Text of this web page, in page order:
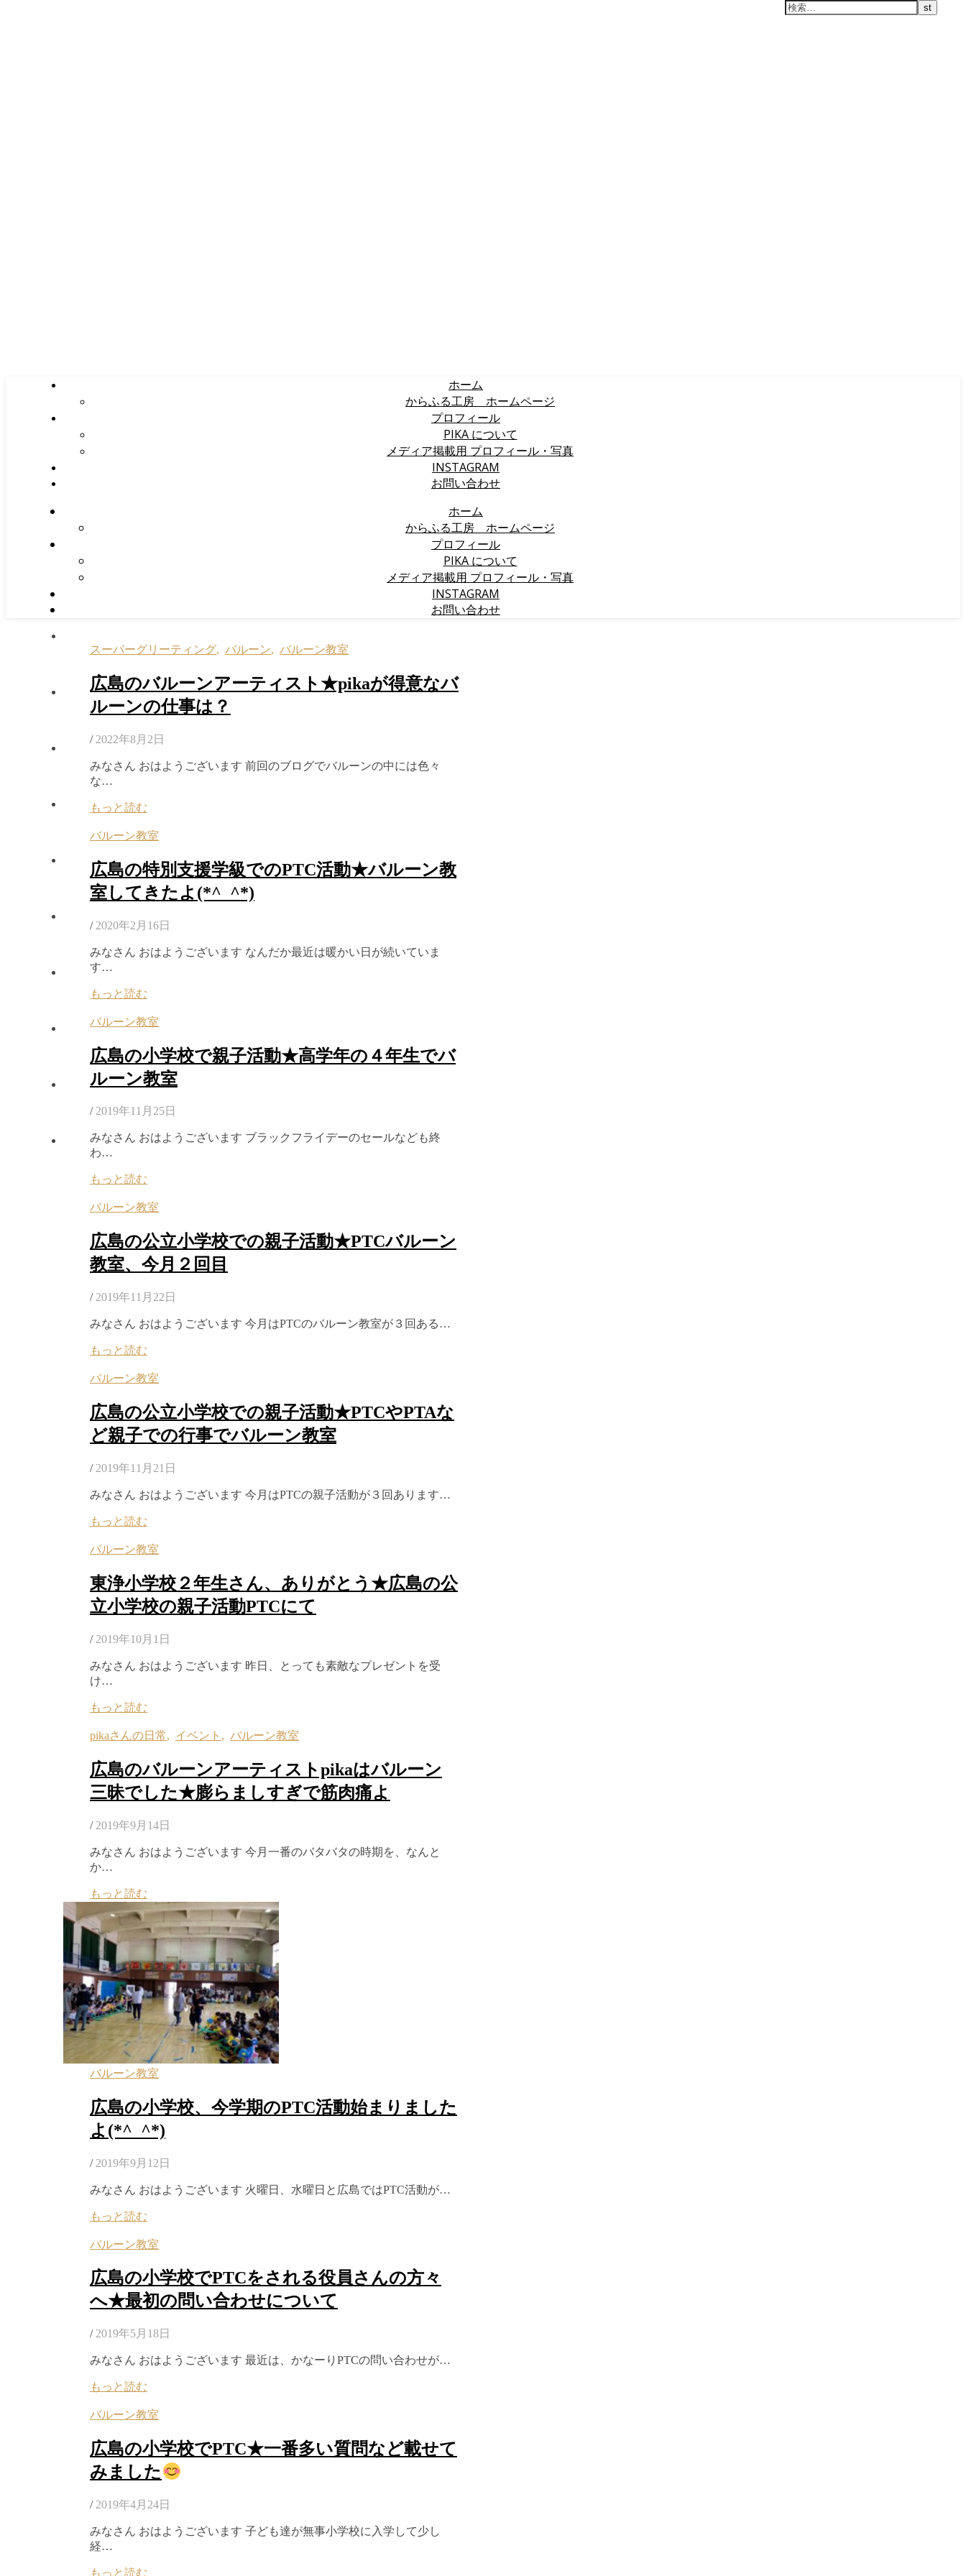
ホーム
からふる工房 ホームページ
プロフィール
PIKA について
メディア掲載用 プロフィール・写真
INSTAGRAM
お問い合わせ
ホーム
からふる工房 ホームページ
プロフィール
PIKA について
メディア掲載用 プロフィール・写真
INSTAGRAM
お問い合わせ
スーパーグリーティング, バルーン, バルーン教室
広島のバルーンアーティスト★pikaが得意なバ
ルーンの仕事は？
/ 2022年8月2日
みなさん おはようございます 前回のブログでバルーンの中には色々
な…
もっと読む
バルーン教室
広島の特別支援学級でのPTC活動★バルーン教
室してきたよ(*^_^*)
/ 2020年2月16日
みなさん おはようございます なんだか最近は暖かい日が続いていま
す…
もっと読む
バルーン教室
広島の小学校で親子活動★高学年の４年生でバ
ルーン教室
/ 2019年11月25日
みなさん おはようございます ブラックフライデーのセールなども終
わ…
もっと読む
バルーン教室
広島の公立小学校での親子活動★PTCバルーン
教室、今月２回目
/ 2019年11月22日
みなさん おはようございます 今月はPTCのバルーン教室が３回ある…
もっと読む
バルーン教室
広島の公立小学校での親子活動★PTCやPTAな
ど親子での行事でバルーン教室
/ 2019年11月21日
みなさん おはようございます 今月はPTCの親子活動が３回あります…
もっと読む
バルーン教室
東浄小学校２年生さん、ありがとう★広島の公
立小学校の親子活動PTCにて
/ 2019年10月1日
みなさん おはようございます 昨日、とっても素敵なプレゼントを受
け…
もっと読む
pikaさんの日常, イベント , バルーン教室
広島のバルーンアーティストpikaはバルーン
三昧でした★膨らましすぎで筋肉痛よ
/ 2019年9月14日
みなさん おはようございます 今月一番のバタバタの時期を、なんと
か…
もっと読む
バルーン教室
広島の小学校、今学期のPTC活動始まりました
よ(*^_^*)
/ 2019年9月12日
みなさん おはようございます 火曜日、水曜日と広島ではPTC活動が…
もっと読む
バルーン教室
広島の小学校でPTCをされる役員さんの方々
へ★最初の問い合わせについて
/ 2019年5月18日
みなさん おはようございます 最近は、かなーりPTCの問い合わせが…
もっと読む
バルーン教室
広島の小学校でPTC★一番多い質問など載せて
みました
/ 2019年4月24日
みなさん おはようございます 子ども達が無事小学校に入学して少し
経…
もっと読む